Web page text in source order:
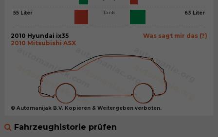
55 Liter Tank 63 Liter
Was sagt mir das (?)
2010 Hyundai ix35
2010 Mitsubishi ASX
© Automanijak B.V. Kopieren & Weitergeben verboten.
Fahrzeughistorie prüfen